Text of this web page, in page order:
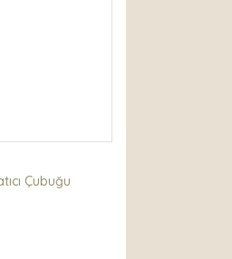
Çubuğu